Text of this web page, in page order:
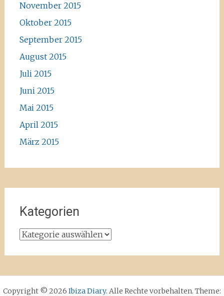
November 2015
Oktober 2015
September 2015
August 2015
Juli 2015
Juni 2015
Mai 2015
April 2015
März 2015
Kategorien
Kategorien
Copyright © 2026 Ibiza Diary. Alle Rechte vorbehalten. Theme: